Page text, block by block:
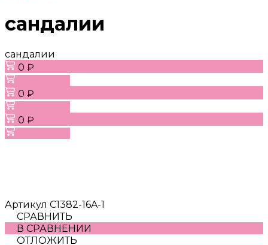
сандалии
сандалии
0 ₽
0 ₽
0 ₽
Артикул C1382-16A-1
СРАВНИТЬ
В СРАВНЕНИИ
ОТЛОЖИТЬ